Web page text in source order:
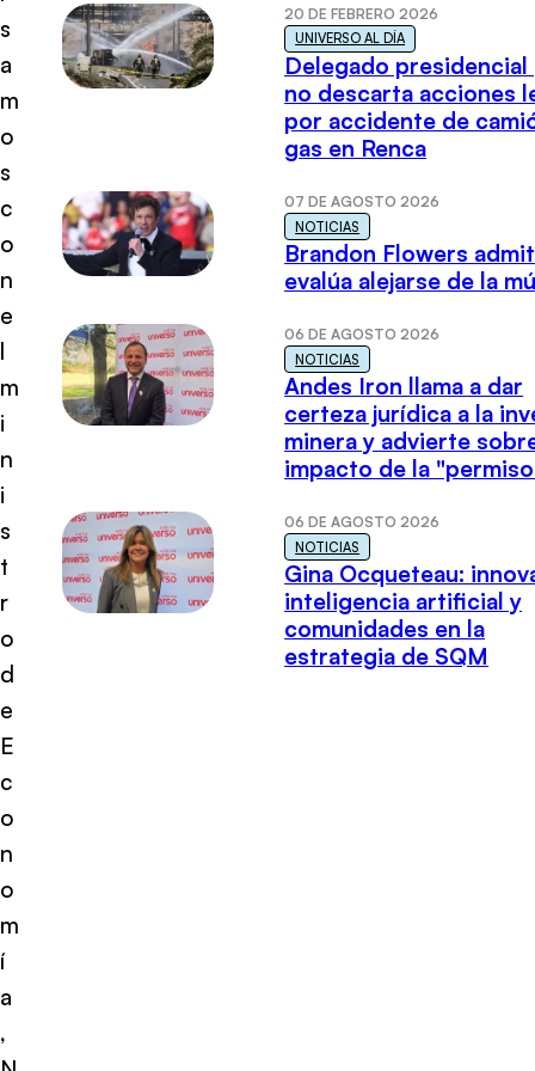
s
a
m
o
s
c
o
n
e
l
m
i
n
i
s
t
r
o
d
e
E
c
o
n
o
m
í
a
,
20 DE FEBRERO 2026
UNIVERSO AL DÍA
Delegado presidencial
no descarta acciones
por accidente de
gas en Renca
07 DE AGOSTO 2026
NOTICIAS
Brandon Flowers
evalúa alejarse de la
06 DE AGOSTO 2026
NOTICIAS
Andes Iron llama a dar
certeza jurídica a la
minera y advierte
impacto de la
06 DE AGOSTO 2026
NOTICIAS
Gina Ocqueteau:
inteligencia artificial y
comunidades en la
estrategia de SQM